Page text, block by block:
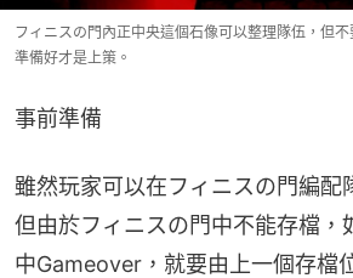
フィニスの門內正中央這個石像可以整理隊伍，但
準備好才是上策。
事前準備
雖然玩家可以在フィニスの門編配
但由於フィニスの門中不能存檔，
中Gameover，就要由上一個存檔